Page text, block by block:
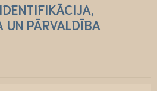
UN PĀRVALDĪBA